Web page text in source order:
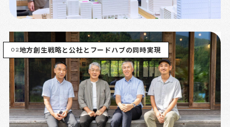
02地方創生戦略と公社とフードハブの同時実現